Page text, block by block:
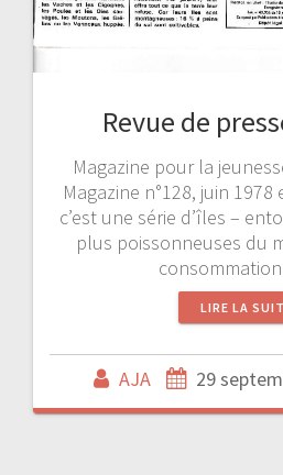
Revue de
Magazine pour la
Magazine n°128, juin
c’est une série d’îles –
plus poissonneuses du
LIRE LA
AJA 29